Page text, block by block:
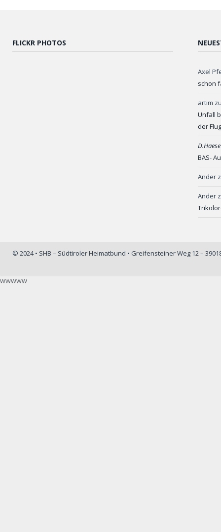
FLICKR PHOTOS
Axel
schon
artim
Unfall
der
BAS-
Ander
Ander
© 2024 • SHB – Südtiroler Heimatbund • Greifensteiner Weg 12 –
wwwww